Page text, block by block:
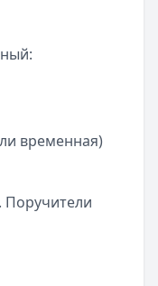
временная)
Поручители